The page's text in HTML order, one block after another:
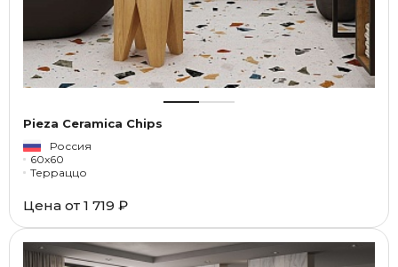
Pieza Ceramica Chips
Россия
60x60
Терраццо
Цена от 1 719 ₽